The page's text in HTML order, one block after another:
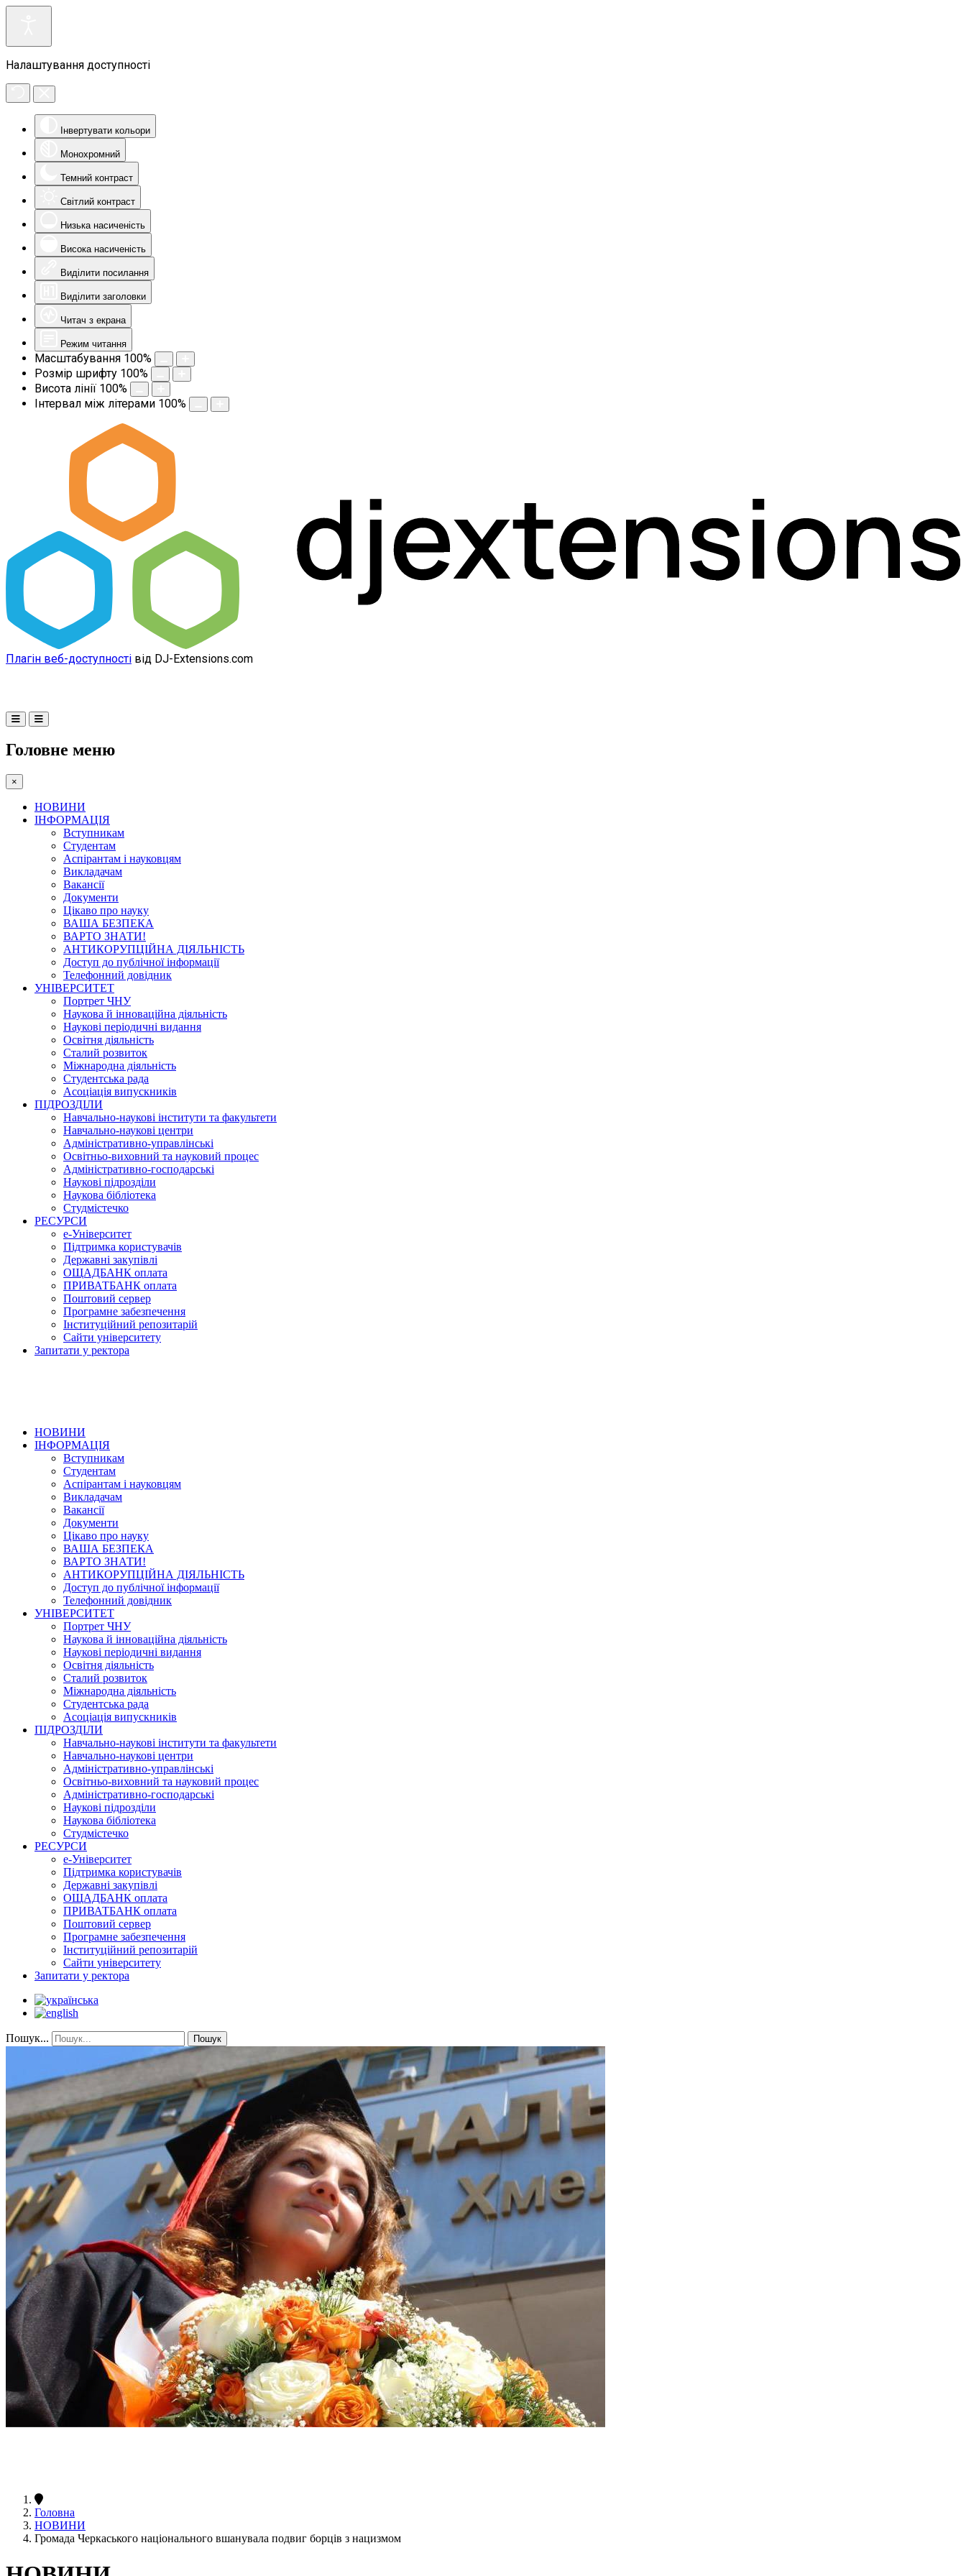
Налаштування доступності
Інвертувати кольори
Монохромний
Темний контраст
Світлий контраст
Низька насиченість
Висока насиченість
Виділити посилання
Виділити заголовки
Читач з екрана
Режим читання
Масштабування 100%
Розмір шрифту 100%
Висота лінії 100%
Інтервал між літерами 100%
Плагін веб-доступності від DJ-Extensions.com
Головне меню
×
НОВИНИ
ІНФОРМАЦІЯ
Вступникам
Студентам
Аспірантам і науковцям
Викладачам
Вакансії
Документи
Цікаво про науку
ВАША БЕЗПЕКА
ВАРТО ЗНАТИ!
АНТИКОРУПЦІЙНА ДІЯЛЬНІСТЬ
Доступ до публічної інформації
Телефонний довідник
УНІВЕРСИТЕТ
Портрет ЧНУ
Наукова й інноваційна діяльність
Наукові періодичні видання
Освітня діяльність
Сталий розвиток
Міжнародна діяльність
Студентська рада
Асоціація випускників
ПІДРОЗДІЛИ
Навчально-наукові інститути та факультети
Навчально-наукові центри
Адміністративно-управлінські
Освітньо-виховний та науковий процес
Адміністративно-господарські
Наукові підрозділи
Наукова бібліотека
Студмістечко
РЕСУРСИ
е-Університет
Підтримка користувачів
Державні закупівлі
ОЩАДБАНК оплата
ПРИВАТБАНК оплата
Поштовий сервер
Програмне забезпечення
Інституційний репозитарій
Сайти університету
Запитати у ректора
НОВИНИ
ІНФОРМАЦІЯ
Вступникам
Студентам
Аспірантам і науковцям
Викладачам
Вакансії
Документи
Цікаво про науку
ВАША БЕЗПЕКА
ВАРТО ЗНАТИ!
АНТИКОРУПЦІЙНА ДІЯЛЬНІСТЬ
Доступ до публічної інформації
Телефонний довідник
УНІВЕРСИТЕТ
Портрет ЧНУ
Наукова й інноваційна діяльність
Наукові періодичні видання
Освітня діяльність
Сталий розвиток
Міжнародна діяльність
Студентська рада
Асоціація випускників
ПІДРОЗДІЛИ
Навчально-наукові інститути та факультети
Навчально-наукові центри
Адміністративно-управлінські
Освітньо-виховний та науковий процес
Адміністративно-господарські
Наукові підрозділи
Наукова бібліотека
Студмістечко
РЕСУРСИ
е-Університет
Підтримка користувачів
Державні закупівлі
ОЩАДБАНК оплата
ПРИВАТБАНК оплата
Поштовий сервер
Програмне забезпечення
Інституційний репозитарій
Сайти університету
Запитати у ректора
Пошук... Пошук
Головна
НОВИНИ
Громада Черкаського національного вшанувала подвиг борців з нацизмом